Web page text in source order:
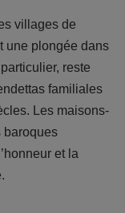
villages de
une plongée dans
reste
familiales
Les maisons-
baroques
et la